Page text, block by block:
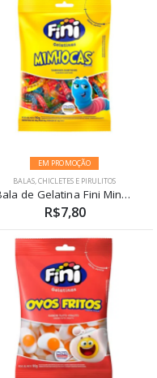
EM PROMOÇÃO
BALAS, CHICLETES E PIRULITOS
Bala de Gelatina Fini Minhocas 90g
R$7,80